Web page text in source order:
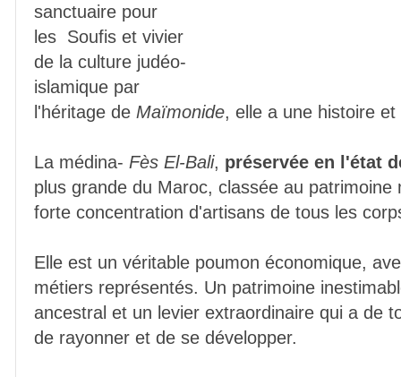
sanctuaire pour
les Soufis et vivier
de la culture judéo-
islamique par
l'héritage de Maïmonide, elle a une histoire
La médina- Fès El-Bali, préservée en l'état
plus grande du Maroc, classée au patrimoine
forte concentration d'artisans de tous les
Elle est un véritable poumon économique,
métiers représentés. Un patrimoine
ancestral et un levier extraordinaire qui a de
de rayonner et de se développer.